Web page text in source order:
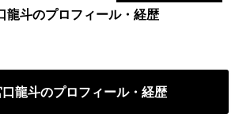
龍斗のプロフィール・経歴
口龍斗のプロフィール・経歴